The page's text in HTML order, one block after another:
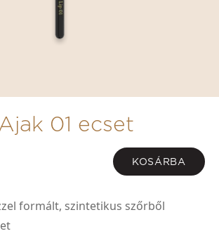
01 ecset
KOSÁRBA
formált, szintetikus szőrből